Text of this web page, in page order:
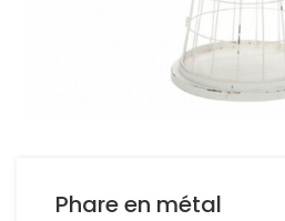
Phare en métal